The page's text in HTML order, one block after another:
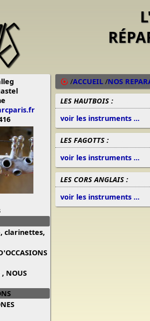
clarinettes,
, NOUS
/ACCUEIL /NOS
LES HAUTBOIS :
voir les instruments ...
LES FAGOTTS :
voir les instruments ...
LES CORS ANGLAIS :
voir les instruments ...